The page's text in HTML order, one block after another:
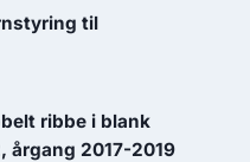
til
ribbe i blank
årgang 2017-2019